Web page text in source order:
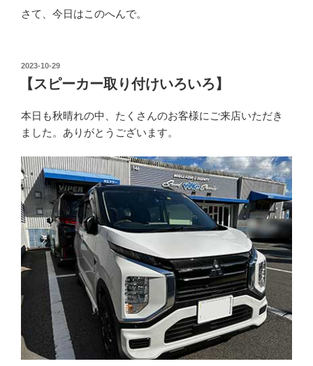
さて、今日はこのへんで。
投
稿
日:
2023-10-29
【スピーカー取り付けいろいろ】
本日も秋晴れの中、たくさんのお客様にご来店いただき
ました。ありがとうございます。